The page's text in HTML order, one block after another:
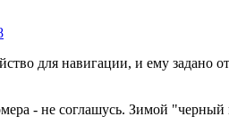
для навигации, и ему
- не соглашусь. Зимой